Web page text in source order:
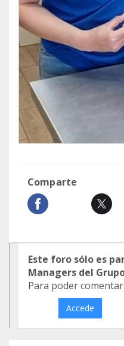
Comparte
Este foro sólo es
Managers del
Para poder comentar:
Accede